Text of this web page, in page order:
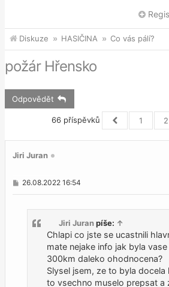
Diskuze HASIČINA Co vás pálí?
požár Hřensko
Odpovědět
66 příspěvků
Předchozí
1 2
Jiri Juran
P26.08.2022 16:54
Jiri Juranpíše: ↑
Chlapi co jste se ucastnili
mate nejake info jak byla
300km daleko ohodnocena?
Slysel jsem, ze to byla
to vsechno muselo prepsat a